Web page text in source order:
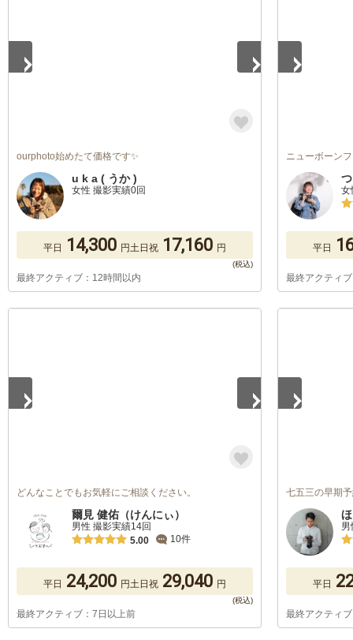
ourphoto始めたて価格です✨
u k a ( うか )
女性 撮影実績0回
平日 14,300 円土日祝 17,160 円
最終アクティブ：12時間以内
ニューボーン
女
平日
最終アクティ
どんなことでもお気軽にご相談ください。
爾見 健佑（けんにぃ）
男性 撮影実績14回
5.00
10件
平日 24,200 円土日祝 29,040 円
最終アクティブ：7日以上前
七五三の早期
平日
最終アクティ